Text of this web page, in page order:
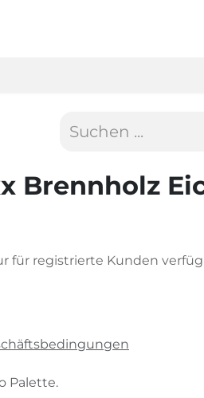
Brennholz
für registrierte Kunden
Palette.